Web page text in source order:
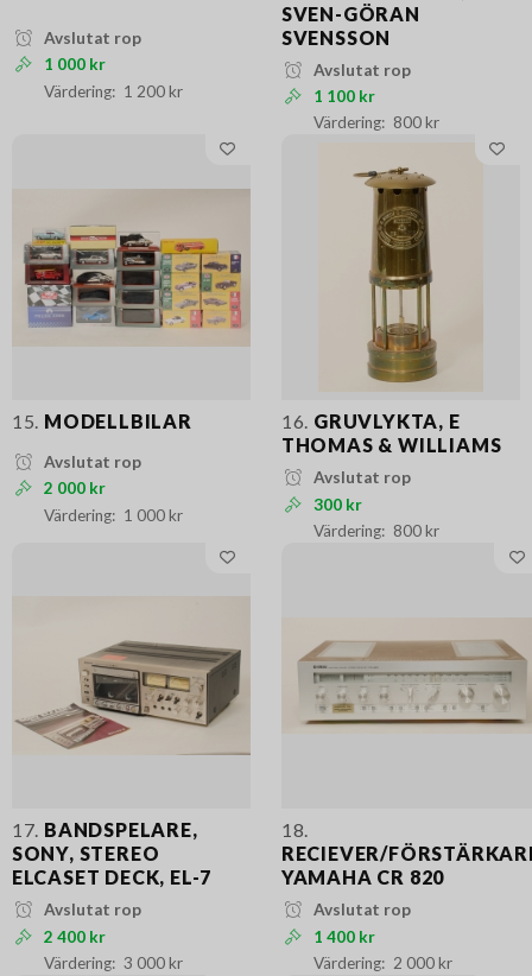
Avslutat rop
1 000 kr
1 200 kr
SVEN-GÖRAN
SVENSSON
Avslutat rop
1 100 kr
800 kr
15. MODELLBILAR
Avslutat rop
2 000 kr
1 000 kr
16. GRUVLYKTA, E
THOMAS & WILLIAMS
Avslutat rop
300 kr
800 kr
17. BANDSPELARE,
SONY, STEREO
ELCASET DECK, EL-7
Avslutat rop
2 400 kr
3 000 kr
18.
RECIEVER/
YAMAHA CR 820
Avslutat rop
1 400 kr
2 000 kr